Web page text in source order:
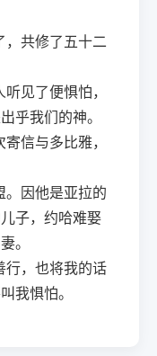
，共修了五十二
见了便惧怕，
乎我们的神。
信与多比雅，
。因他是亚拉的
子，约哈难娶
。
行，也将我的话
我惧怕。